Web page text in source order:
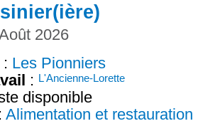
2026
: Les Pionniers
: L'Ancienne-Lorette
disponible
: Alimentation et restauration